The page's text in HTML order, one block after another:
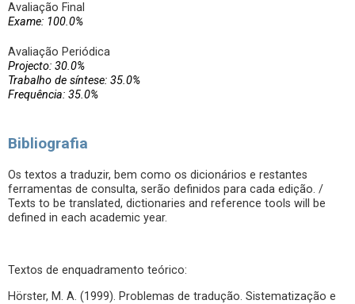
Avaliação Final
Exame: 100.0%
Avaliação Periódica
Projecto: 30.0%
Trabalho de síntese: 35.0%
Frequência: 35.0%
Bibliografia
Os textos a traduzir, bem como os dicionários e restantes
ferramentas de consulta, serão definidos para cada edição. /
Texts to be translated, dictionaries and reference tools will be
defined in each academic year.
Textos de enquadramento teórico:
Hörster, M. A. (1999). Problemas de tradução. Sistematização e